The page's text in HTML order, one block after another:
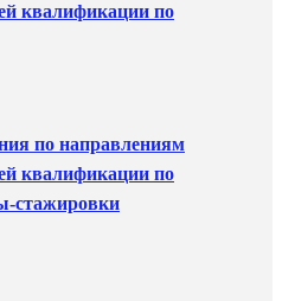
квалификации по
по направлениям
квалификации по
стажировки